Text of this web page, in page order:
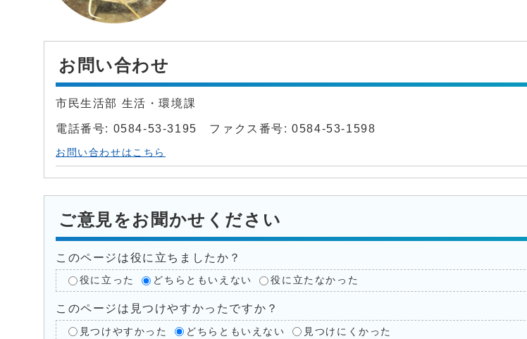
お問い合わせ
市民生活部 生活・環境課
電話番号: 0584-53-3195 ファクス番号: 0584-53-1598
お問い合わせはこちら
ご意見をお聞かせください
このページは役に立ちましたか？
役に立った どちらともいえない 役に立たなかった
このページは見つけやすかったですか？
見つけやすかった どちらともいえない 見つけにくかった